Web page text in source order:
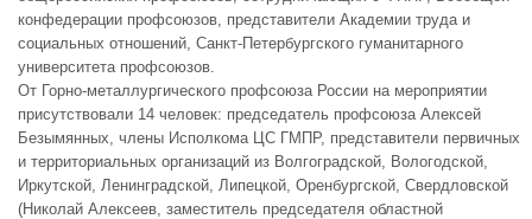
конфедерации профсоюзов, представители Академии труда и
социальных отношений, Санкт-Петербургского гуманитарного
университета профсоюзов.
От Горно-металлургического профсоюза России на мероприятии
присутствовали 14 человек: председатель профсоюза Алексей
Безымянных, члены Исполкома ЦС ГМПР, представители первичных
и территориальных организаций из Волгоградской, Вологодской,
Иркутской, Ленинградской, Липецкой, Оренбургской, Свердловской
(Николай Алексеев, заместитель председателя областной